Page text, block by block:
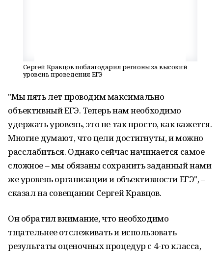
Сергей Кравцов поблагодарил регионы за высокий
уровень проведения ЕГЭ
"Мы пять лет проводим максимально
объективный ЕГЭ. Теперь нам необходимо
удержать уровень, это не так просто, как кажется.
Многие думают, что цели достигнуты, и можно
расслабиться. Однако сейчас начинается самое
сложное – мы обязаны сохранить заданный нами
же уровень организации и объективности ЕГЭ", –
сказал на совещании Сергей Кравцов.
Он обратил внимание, что необходимо
тщательнее отслеживать и использовать
результаты оценочных процедур с 4-го класса,